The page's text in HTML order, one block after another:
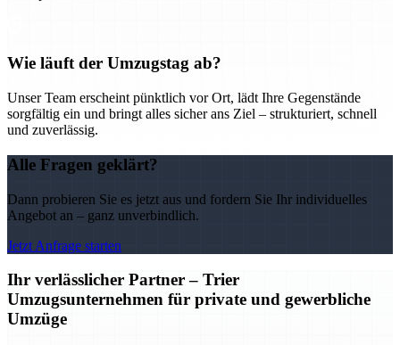
Wie läuft der Umzugstag ab?
Unser Team erscheint pünktlich vor Ort, lädt Ihre Gegenstände
sorgfältig ein und bringt alles sicher ans Ziel – strukturiert, schnell
und zuverlässig.
Alle Fragen geklärt?
Dann probieren Sie es jetzt aus und fordern Sie Ihr individuelles
Angebot an – ganz unverbindlich.
Jetzt Anfrage starten
Ihr verlässlicher Partner – Trier
Umzugsunternehmen für private und gewerbliche
Umzüge